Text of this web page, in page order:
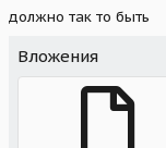
должно так то быть
Вложения